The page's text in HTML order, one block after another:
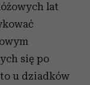
lat
się po
u dziadków